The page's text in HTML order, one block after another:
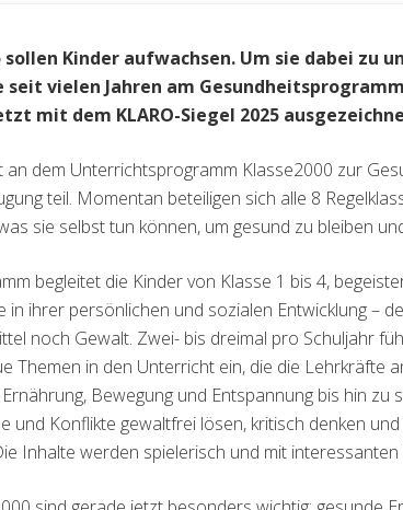
sollen Kinder aufwachsen. Um sie dabei
seit vielen Jahren am Gesundheitsprogramm
mit dem KLARO-Siegel 2025
an dem Unterrichtsprogramm Klasse2000 zur
teil. Momentan beteiligen sich alle 8
sie selbst tun können, um gesund zu bleiben
begleitet die Kinder von Klasse 1 bis 4,
in ihrer persönlichen und sozialen Entwicklung –
noch Gewalt. Zwei- bis dreimal pro Schuljahr
Themen in den Unterricht ein, die die Lehrkräfte
Bewegung und Entspannung bis hin zu
und Konflikte gewaltfrei lösen, kritisch denken und
Inhalte werden spielerisch und mit